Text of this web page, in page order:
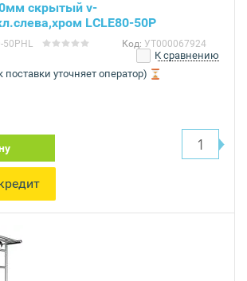
скрытый v-
LСLE80-50P
50PHL Код: УТ000067924
К сравнению
поставки уточняет оператор)